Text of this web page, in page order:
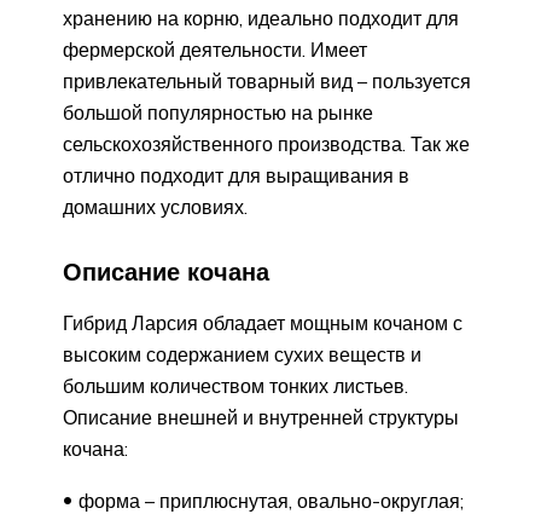
хранению на корню, идеально подходит для
фермерской деятельности. Имеет
привлекательный товарный вид – пользуется
большой популярностью на рынке
сельскохозяйственного производства. Так же
отлично подходит для выращивания в
домашних условиях.
Описание кочана
Гибрид Ларсия обладает мощным кочаном с
высоким содержанием сухих веществ и
большим количеством тонких листьев.
Описание внешней и внутренней структуры
кочана:
форма – приплюснутая, овально-округлая;